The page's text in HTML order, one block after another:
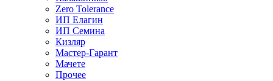
Zero Tolerance
ИП Елагин
ИП Семина
Кизляр
Мастер-Гарант
Мачете
Прочее